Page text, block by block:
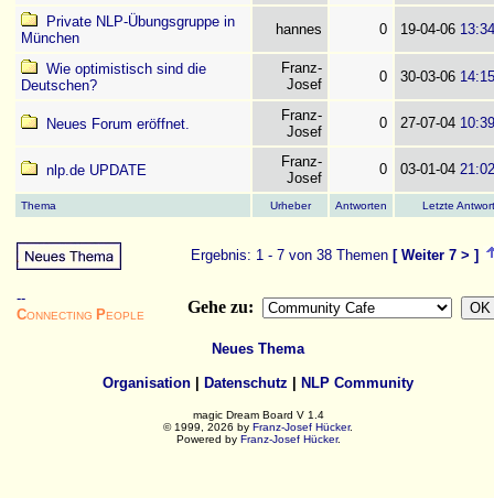
Private NLP-Übungsgruppe in
München
hannes 0 19-04-06 13:34
Wie optimistisch sind die
Deutschen?
Franz-
Josef
0 30-03-06 14:15
Neues Forum eröffnet.
Franz-
Josef
0 27-07-04 10:39
nlp.de UPDATE
Franz-
Josef
0 03-01-04 21:02
Thema Urheber Antworten Letzte Antwort
Ergebnis: 1 - 7 von 38 Themen [ Weiter 7 > ]
--
CONNECTING PEOPLE Gehe zu:
Neues Thema
Organisation Datenschutz NLP Community
magic Dream Board V 1.4
© 1999, 2026 by Franz-Josef Hücker.
Powered by Franz-Josef Hücker.